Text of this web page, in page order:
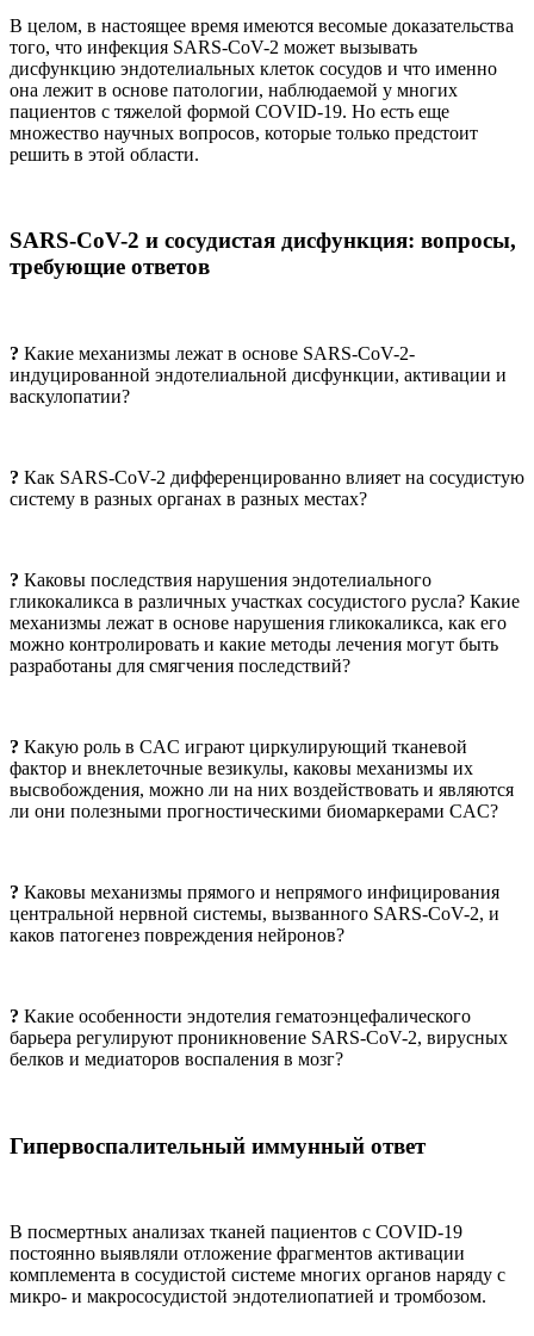
В целом, в настоящее время имеются весомые доказательства
того, что инфекция SARS-CoV-2 может вызывать
дисфункцию эндотелиальных клеток сосудов и что именно
она лежит в основе патологии, наблюдаемой у многих
пациентов с тяжелой формой COVID-19. Но есть еще
множество научных вопросов, которые только предстоит
решить в этой области.
SARS-CoV-2 и сосудистая дисфункция: вопросы,
требующие ответов
? Какие механизмы лежат в основе SARS-CoV-2-
индуцированной эндотелиальной дисфункции, активации и
васкулопатии?
? Как SARS-CoV-2 дифференцированно влияет на сосудистую
систему в разных органах в разных местах?
? Каковы последствия нарушения эндотелиального
гликокаликса в различных участках сосудистого русла? Какие
механизмы лежат в основе нарушения гликокаликса, как его
можно контролировать и какие методы лечения могут быть
разработаны для смягчения последствий?
? Какую роль в CAC играют циркулирующий тканевой
фактор и внеклеточные везикулы, каковы механизмы их
высвобождения, можно ли на них воздействовать и являются
ли они полезными прогностическими биомаркерами CAC?
? Каковы механизмы прямого и непрямого инфицирования
центральной нервной системы, вызванного SARS-CoV-2, и
каков патогенез повреждения нейронов?
? Какие особенности эндотелия гематоэнцефалического
барьера регулируют проникновение SARS-CoV-2, вирусных
белков и медиаторов воспаления в мозг?
Гипервоспалительный иммунный ответ
В посмертных анализах тканей пациентов с COVID-19
постоянно выявляли отложение фрагментов активации
комплемента в сосудистой системе многих органов наряду с
микро- и макрососудистой эндотелиопатией и тромбозом.